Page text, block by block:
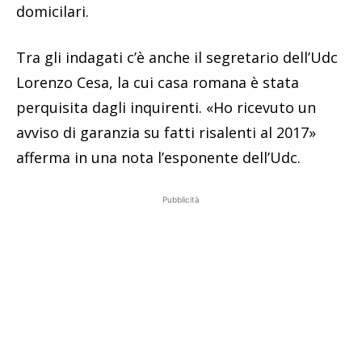
domicilari.
Tra gli indagati c’è anche il segretario dell’Udc
Lorenzo Cesa, la cui casa romana è stata
perquisita dagli inquirenti. «Ho ricevuto un
avviso di garanzia su fatti risalenti al 2017»
afferma in una nota l’esponente dell’Udc.
Pubblicità